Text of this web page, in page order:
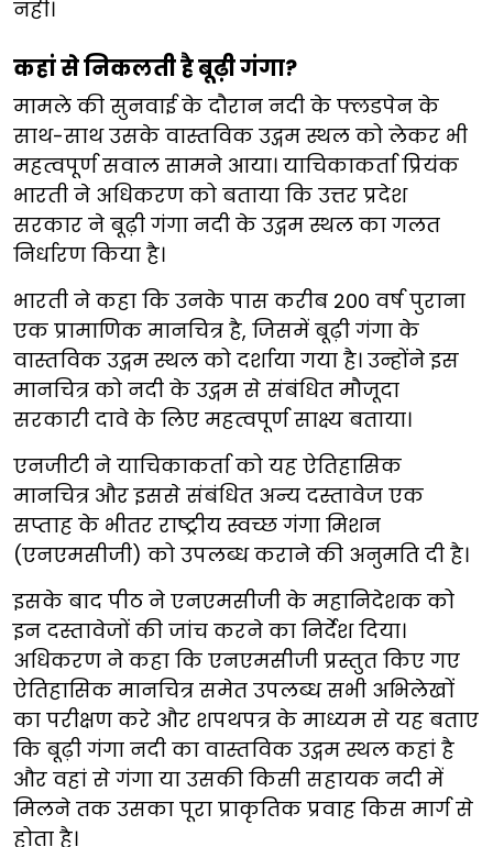
नहीं।
कहां से निकलती है बूढ़ी गंगा?
मामले की सुनवाई के दौरान नदी के फ्लडपेन के
साथ-साथ उसके वास्तविक उद्गम स्थल को लेकर भी
महत्वपूर्ण सवाल सामने आया। याचिकाकर्ता प्रियंक
भारती ने अधिकरण को बताया कि उत्तर प्रदेश
सरकार ने बूढ़ी गंगा नदी के उद्गम स्थल का गलत
निर्धारण किया है।
भारती ने कहा कि उनके पास करीब 200 वर्ष पुराना
एक प्रामाणिक मानचित्र है, जिसमें बूढ़ी गंगा के
वास्तविक उद्गम स्थल को दर्शाया गया है। उन्होंने इस
मानचित्र को नदी के उद्गम से संबंधित मौजूदा
सरकारी दावे के लिए महत्वपूर्ण साक्ष्य बताया।
एनजीटी ने याचिकाकर्ता को यह ऐतिहासिक
मानचित्र और इससे संबंधित अन्य दस्तावेज एक
सप्ताह के भीतर राष्ट्रीय स्वच्छ गंगा मिशन
(एनएमसीजी) को उपलब्ध कराने की अनुमति दी है।
इसके बाद पीठ ने एनएमसीजी के महानिदेशक को
इन दस्तावेजों की जांच करने का निर्देश दिया।
अधिकरण ने कहा कि एनएमसीजी प्रस्तुत किए गए
ऐतिहासिक मानचित्र समेत उपलब्ध सभी अभिलेखों
का परीक्षण करे और शपथपत्र के माध्यम से यह बताए
कि बूढ़ी गंगा नदी का वास्तविक उद्गम स्थल कहां है
और वहां से गंगा या उसकी किसी सहायक नदी में
मिलने तक उसका पूरा प्राकृतिक प्रवाह किस मार्ग से
होता है।